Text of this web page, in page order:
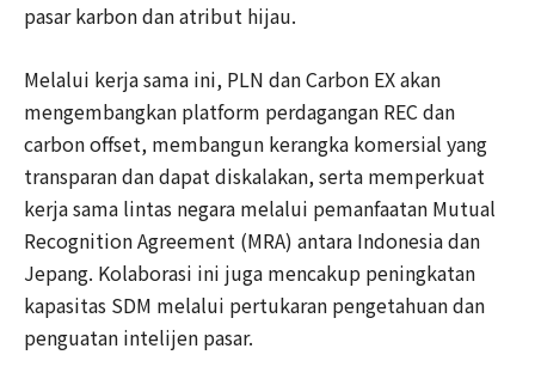
pasar karbon dan atribut hijau.
Melalui kerja sama ini, PLN dan Carbon EX akan
mengembangkan platform perdagangan REC dan
carbon offset, membangun kerangka komersial yang
transparan dan dapat diskalakan, serta memperkuat
kerja sama lintas negara melalui pemanfaatan Mutual
Recognition Agreement (MRA) antara Indonesia dan
Jepang. Kolaborasi ini juga mencakup peningkatan
kapasitas SDM melalui pertukaran pengetahuan dan
penguatan intelijen pasar.